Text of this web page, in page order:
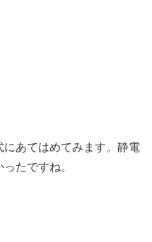
あてはめてみます。静電
たですね。